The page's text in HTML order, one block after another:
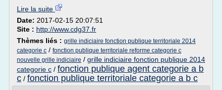
Lire la suite
Date: 2017-02-15 20:07:51
Site : http://www.cdg37.fr
Thèmes liés : grille indiciaire fonction publique territoriale 2014
categorie c / fonction publique territoriale reforme categorie c
nouvelle grille indiciaire / grille indiciaire fonction publique 2014
categorie c / fonction publique agent categorie a b
c / fonction publique territoriale categorie a b c